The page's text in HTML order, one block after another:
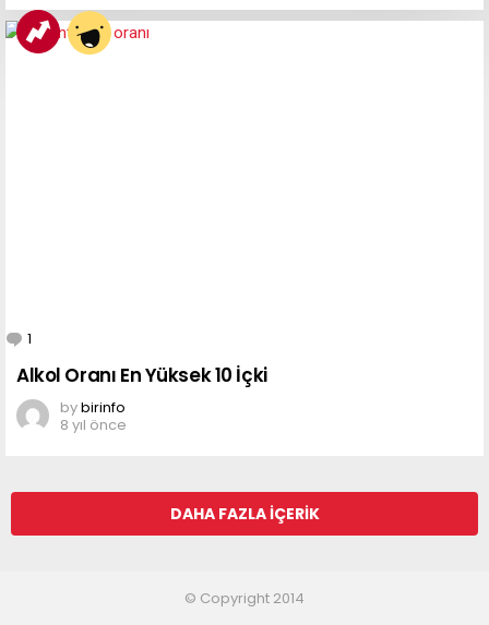
1
Alkol Oranı En Yüksek 10 İçki
bybirinfo
8 yıl önce
DAHA FAZLA İÇERIK
© Copyright 2014